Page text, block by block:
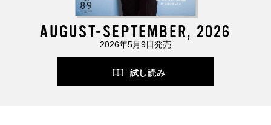
AUGUST-SEPTEMBER, 2026
2026年5月9日発売
試し読み